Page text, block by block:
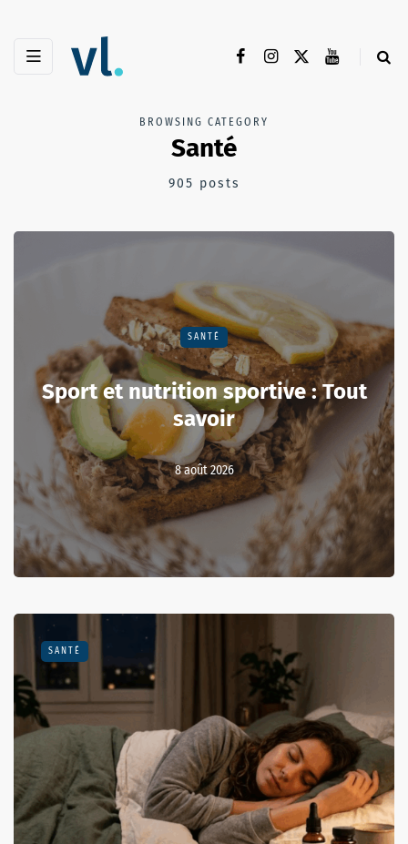
BROWSING CATEGORY
Santé
905 posts
SANTÉ
Sport et nutrition sportive : Tout
savoir
8 août 2026
SANTÉ